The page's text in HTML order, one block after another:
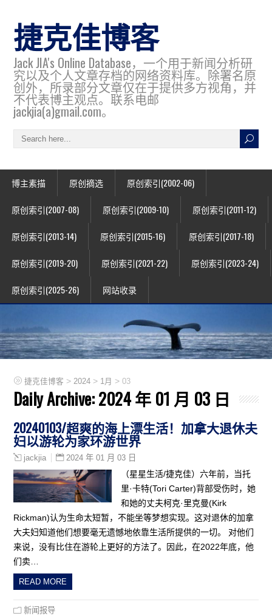
捷克佳博客
Jack JIA's Online Database，一个用于新闻分析研
究以及个人文章存档的网络资料库。除署名原
创外，所录部分文章仅在于提供多方视角，并
不代表博主观点。联系电邮
jackjia(a)gmail.com。
博主素描 原创摘选 原创索引(2002-06)
原创索引(2007-08) 原创索引(2009-10) 原创索引(2011-12)
原创索引(2013-14) 原创索引(2015-16) 原创索引(2017-18)
原创索引(2019-20) 原创索引(2021-22) 原创索引(2023-24)
原创索引(2025-26) 网站收录
捷克佳博客 > 2024 > 1月 >03
Daily Archive:2024 年 01 月 03 日
20240103/超爽的海上漂生活！加拿大退休夫
妇以游轮为家环游世界
jackjia 2024 年 01 月 03 日
（星星生活/捷克佳）六年前，当托
里·卡特(Tori Carter)背部受伤时，她
和她的丈夫柯克·里克曼(Kirk
Rickman)认为生命太短暂，不能坐等梦想实现。这对退休的加拿
大夫妇知道他们想要毫无遗憾地依靠生活所提供的一切。 对他们
来说，没有比住在游轮上更好的方法了。因此，在2022年底，他
们卖…
READ MORE
新闻报导